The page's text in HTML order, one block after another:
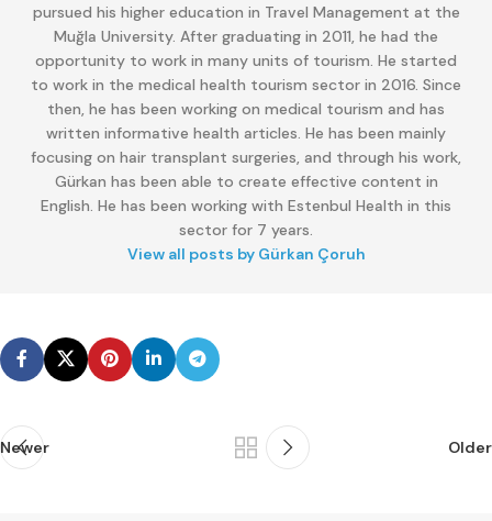
pursued his higher education in Travel Management at the
Muğla University. After graduating in 2011, he had the
opportunity to work in many units of tourism. He started
to work in the medical health tourism sector in 2016. Since
then, he has been working on medical tourism and has
written informative health articles. He has been mainly
focusing on hair transplant surgeries, and through his work,
Gürkan has been able to create effective content in
English. He has been working with Estenbul Health in this
sector for 7 years.
View all posts by Gürkan Çoruh
Newer Older